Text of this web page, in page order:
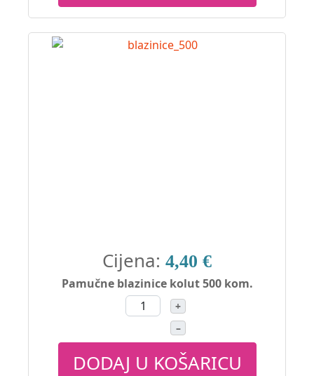
Cijena: 4,40 €
Pamučne blazinice kolut 500 kom.
+
–
DODAJ U KOŠARICU